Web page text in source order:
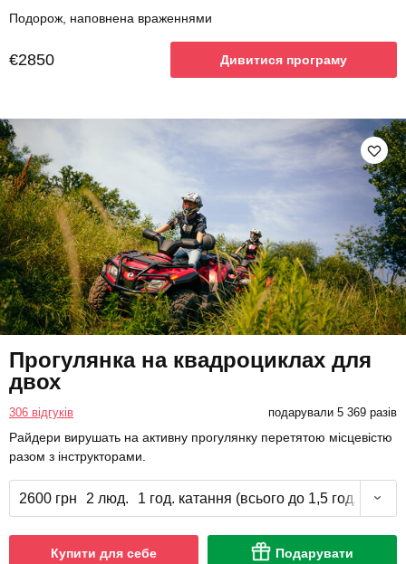
Подорож, наповнена враженнями
€2850 Дивитися програму
Прогулянка на квадроциклах для
двох
306 відгуків подарували 5 369 разів
Райдери вирушать на активну прогулянку перетятою місцевістю
разом з інструкторами.
2600 грн 2 люд. 1 год. катання (всього до 1,5 год.)
Купити для себе Подарувати